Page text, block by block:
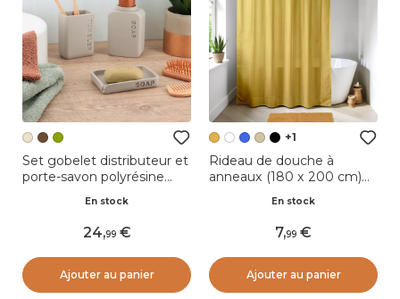
Set gobelet distributeur et
porte-savon polyrésine
En stock
24,99
Ajouter au panier
+1
Rideau de douche à
anneaux (180 x 200 cm)
En stock
7,99
Ajouter au panier